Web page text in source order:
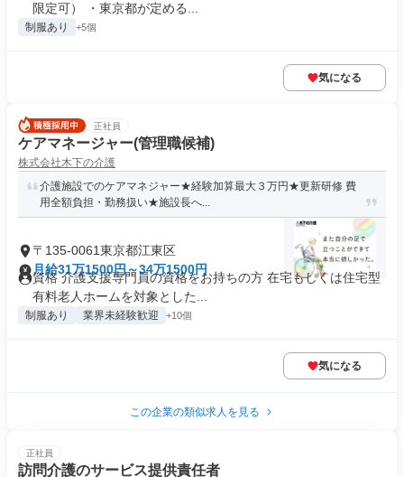
限定可） ・東京都が定める...
制服あり +5個
気になる
正社員
ケアマネージャー(管理職候補)
株式会社木下の介護
介護施設でのケアマネジャー★経験加算最大３万円★更新研修 費
用全額負担・勤務扱い★施設長へ...
〒135-0061東京都江東区
月給31万1500円～34万1500円
資格 介護支援専門員の資格をお持ちの方 在宅もしくは住宅型
有料老人ホームを対象とした...
制服あり 業界未経験歓迎 +10個
気になる
この企業の類似求人を見る
正社員
訪問介護のサービス提供責任者